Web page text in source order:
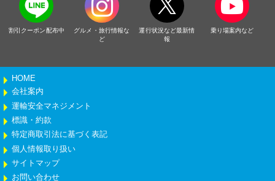
割引クーポン配布中
グルメ・旅行情報な
ど
運行状況など最新情
報
乗り場案内など
HOME
会社案内
運輸安全マネジメント
標識・約款
特定商取引法に基づく表記
個人情報取り扱い
サイトマップ
お問い合わせ